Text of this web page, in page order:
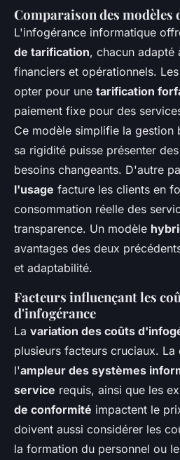
Comparaison des
L'infogérance informatique
de tarification, chacun adapté
financiers et opérationnels.
opter pour une tarification
paiement fixe pour des
Ce modèle simplifie la gestion
sa rigidité puisse présenter
besoins changeants. D'autre
l'usage facture les clients en
consommation réelle des
transparence. Un modèle
avantages des deux
et adaptabilité.
Facteurs influençant les
d'infogérance
La variation des coûts
plusieurs facteurs cruciaux.
l'ampleur des systèmes
service requis, ainsi que les
de conformité impactent le
doivent aussi considérer les
la formation du personnel ou